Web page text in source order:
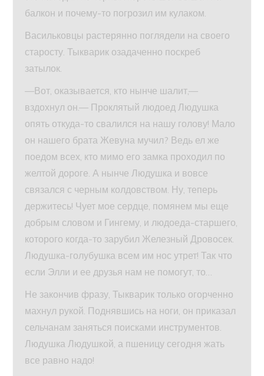
балкон и почему-то погрозил им кулаком.
Васильковцы растерянно поглядели на своего
старосту. Тыкварик озадаченно поскреб
затылок.
—Вот, оказывается, кто нынче шалит,—
вздохнул он.— Проклятый людоед Людушка
опять откуда-то свалился на нашу голову! Мало
он нашего брата Жевуна мучил? Ведь ел же
поедом всех, кто мимо его замка проходил по
желтой дороге. А нынче Людушка и вовсе
связался с черным колдовством. Ну, теперь
держитесь! Чует мое сердце, помянем мы еще
добрым словом и Гингему, и людоеда-старшего,
которого когда-то зарубил Железный Дровосек.
Людушка-голубушка всем им нос утрет! Так что
если Элли и ее друзья нам не помогут, то…
Не закончив фразу, Тыкварик только огорченно
махнул рукой. Поднявшись на ноги, он приказал
сельчанам заняться поисками инструментов.
Людушка Людушкой, а пшеницу сегодня жать
все равно надо!